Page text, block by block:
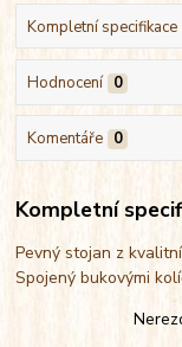
Kompletní specifikace
Hodnocení 0
Komentáře 0
Kompletní
Pevný stojan z
Spojený bukovými